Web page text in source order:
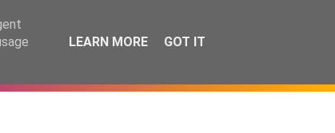
CALENDÁRIO
LEARN MORE GOT IT